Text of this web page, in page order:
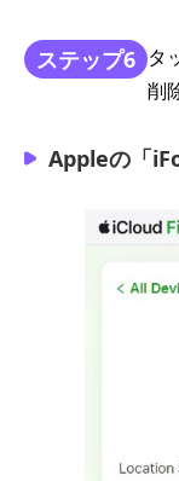
ステップ6 タ
削
Appleの「